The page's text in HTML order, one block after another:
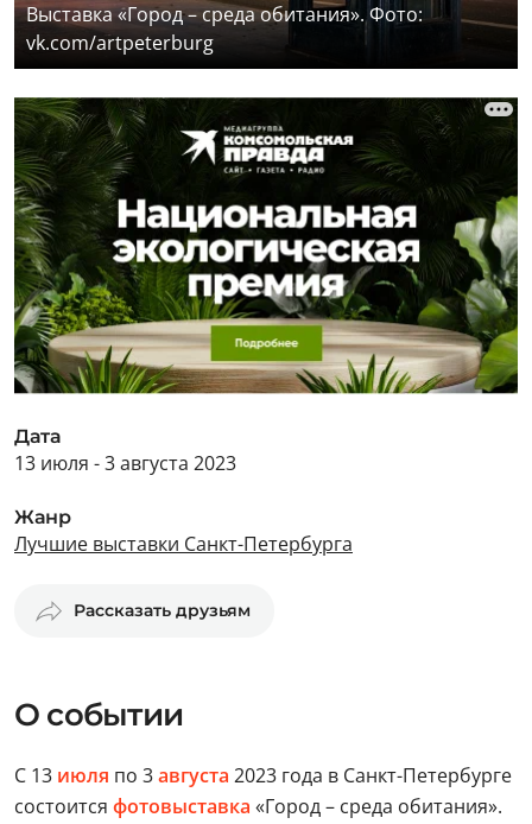
Выставка «Город – среда обитания». Фото:
vk.com/artpeterburg
Дата
13 июля - 3 августа 2023
Жанр
Лучшие выставки Санкт-Петербурга
Рассказать друзьям
О событии
С 13 июля по 3августа 2023 года в Санкт-Петербурге
состоится фотовыставка «Город – среда обитания».